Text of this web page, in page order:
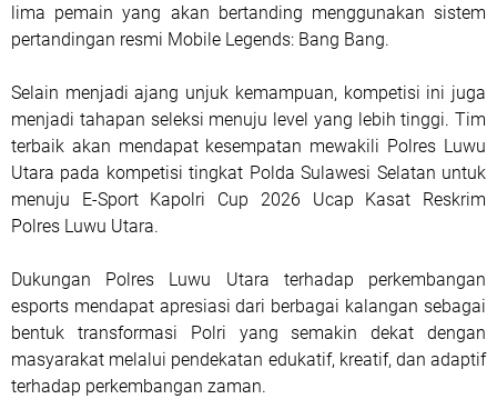
lima pemain yang akan bertanding menggunakan sistem
pertandingan resmi Mobile Legends: Bang Bang.
Selain menjadi ajang unjuk kemampuan, kompetisi ini juga
menjadi tahapan seleksi menuju level yang lebih tinggi. Tim
terbaik akan mendapat kesempatan mewakili Polres Luwu
Utara pada kompetisi tingkat Polda Sulawesi Selatan untuk
menuju E-Sport Kapolri Cup 2026 Ucap Kasat Reskrim
Polres Luwu Utara.
Dukungan Polres Luwu Utara terhadap perkembangan
esports mendapat apresiasi dari berbagai kalangan sebagai
bentuk transformasi Polri yang semakin dekat dengan
masyarakat melalui pendekatan edukatif, kreatif, dan adaptif
terhadap perkembangan zaman.